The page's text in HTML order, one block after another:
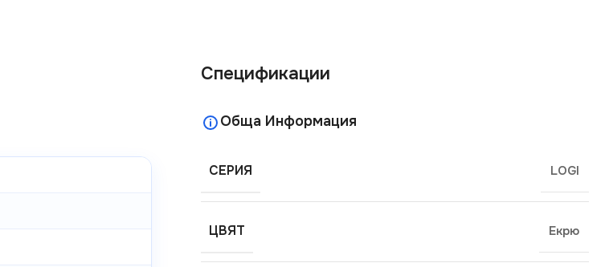
Спецификации
Обща Информация
СЕРИЯ LOGI
ЦВЯТ Екрю